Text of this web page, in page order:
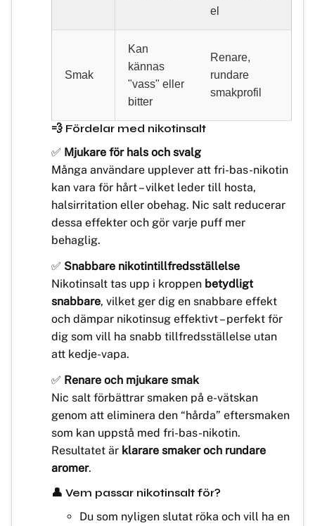
el
Smak
Kan
kännas
"vass" eller
bitter
Renare,
rundare
smakprofil
💨 Fördelar med nikotinsalt
✅ Mjukare för hals och svalg
Många användare upplever att fri-bas-nikotin
kan vara för hårt – vilket leder till hosta,
halsirritation eller obehag. Nic salt reducerar
dessa effekter och gör varje puff mer
behaglig.
✅ Snabbare nikotintillfredsställelse
Nikotinsalt tas upp i kroppen betydligt
snabbare, vilket ger dig en snabbare effekt
och dämpar nikotinsug effektivt – perfekt för
dig som vill ha snabb tillfredsställelse utan
att kedje-vapa.
✅ Renare och mjukare smak
Nic salt förbättrar smaken på e-vätskan
genom att eliminera den “hårda” eftersmaken
som kan uppstå med fri-bas-nikotin.
Resultatet är klarare smaker och rundare
aromer.
👤 Vem passar nikotinsalt för?
Du som nyligen slutat röka och vill ha en